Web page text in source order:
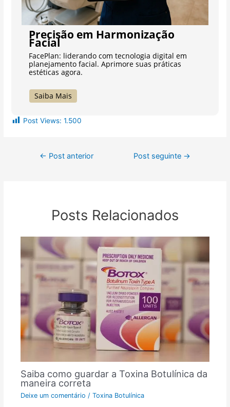
Precisão em Harmonização
Facial
FacePlan: liderando com tecnologia digital em
planejamento facial. Aprimore suas práticas
estéticas agora.
Saiba Mais
Post Views: 1.500
← Post anterior Post seguinte →
Posts Relacionados
Saiba como guardar a Toxina Botulínica da
maneira correta
Deixe um comentário /Toxina Botulínica